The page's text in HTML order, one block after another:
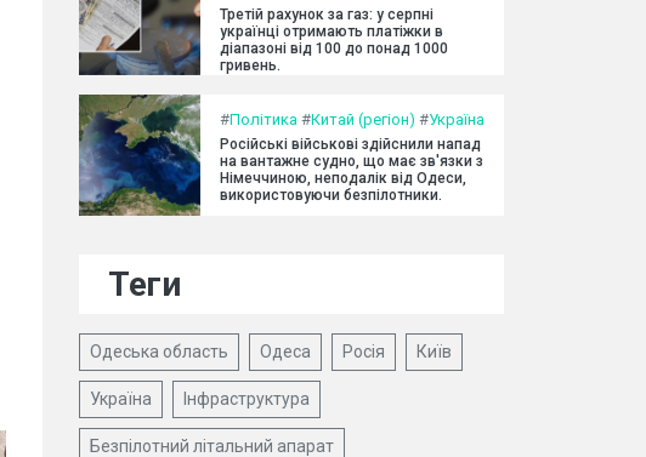
Третій рахунок за газ: у серпні
українці отримають платіжки в
діапазоні від 100 до понад 1000
гривень.
#Політика #Китай (регіон) #Україна
Російські військові здійснили напад
на вантажне судно, що має зв'язки з
Німеччиною, неподалік від Одеси,
використовуючи безпілотники.
Теги
Одеська область Одеса Росія Київ
Україна Інфраструктура
Безпілотний літальний апарат